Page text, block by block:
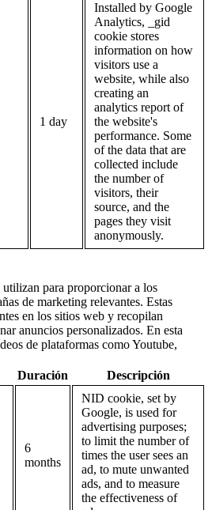
1 day
Installed by Google
Analytics, _gid
cookie stores
information on how
visitors use a
website, while also
creating an
analytics report of
the website's
performance. Some
of the data that are
collected include
the number of
visitors, their
source, and the
pages they visit
anonymously.
para proporcionar a los
de marketing relevantes. Estas
en los sitios web y recopilan
anuncios personalizados. En esta
de plataformas como Youtube,
Duración Descripción
6
months
NID cookie, set by
Google, is used for
advertising purposes;
to limit the number of
times the user sees an
ad, to mute unwanted
ads, and to measure
the effectiveness of